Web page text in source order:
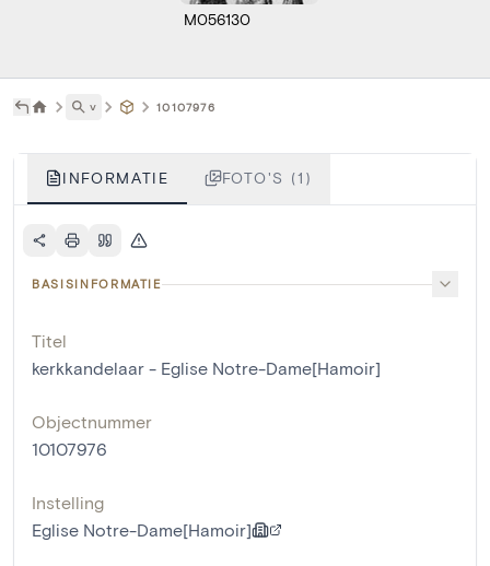
M056130
˅ 10107976
INFORMATIE FOTO'S (1)
BASISINFORMATIE
Titel
kerkkandelaar - Eglise Notre-Dame[Hamoir]
Objectnummer
10107976
Instelling
Eglise Notre-Dame[Hamoir]